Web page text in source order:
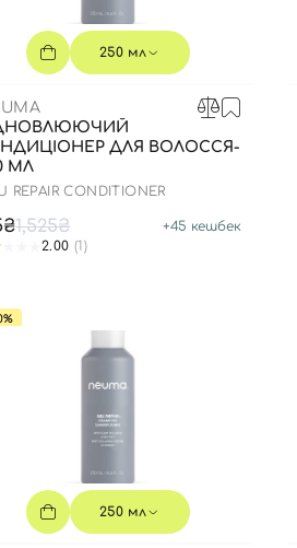
250 мл
ДЛЯ ВОЛОССЯ-
МЛ
REPAIR CONDITIONER
1,525₴ +45 кешбек
2.00 (1)
250 мл